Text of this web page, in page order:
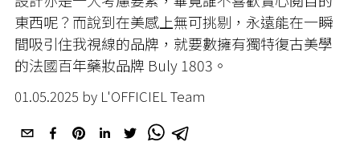
東西呢？而說到在美感上無可挑剔，永遠能在一瞬
間吸引住我視線的品牌，就要數擁有獨特復古美學
的法國百年藥妝品牌 Buly 1803。
01.05.2025 by L'OFFICIEL Team